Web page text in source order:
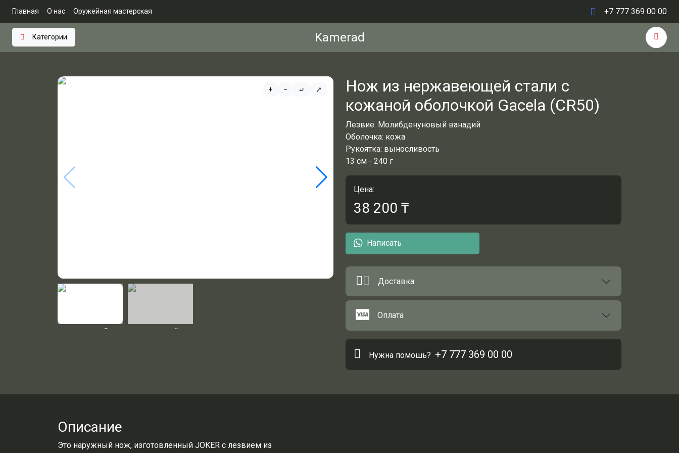
Главная О нас Оружейная мастерская +7 777 369 00 00
Категории Kamerad
+ − ⤾ ⤢
Нож из нержавеющей стали c
кожаной оболочкой Gacela (CR50)
Лезвие: Молибденуновый ванадий
Оболочка: кожа
Рукоятка: выносливость
13 см - 240 г
Цена:
38 200 ₸
Написать
Доставка
Оплата
Нужна помошь? +7 777 369 00 00
Описание
Это наружный нож, изготовленный JOKER с лезвием из